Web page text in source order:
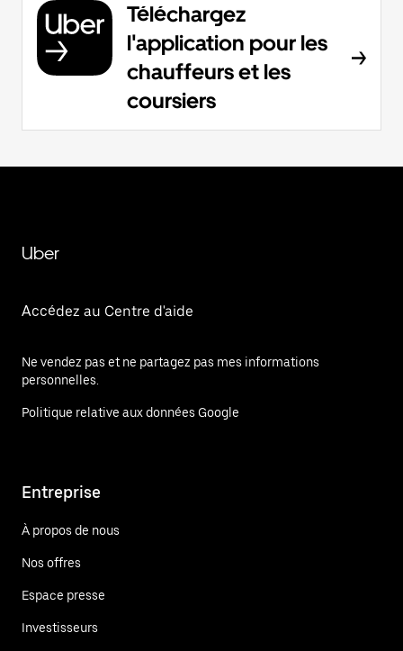
Téléchargez
l'application pour les
chauffeurs et les
coursiers
Uber
Accédez au Centre d'aide
Ne vendez pas et ne partagez pas mes informations
personnelles.
Politique relative aux données Google
Entreprise
À propos de nous
Nos offres
Espace presse
Investisseurs